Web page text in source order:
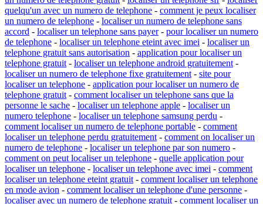
quelqu'un avec un numero de telephone - comment je peux localiser
un numero de telephone - localiser un numero de telephone sans
accord - localiser un telephone sans payer- pour localiser un numero
de telephone - localiser un telephone eteint avec imei - localiser un
telephone gratuit sans autorisation - application pour localiser un
telephone gratuit - localiser un telephone android gratuitement -
localiser un numero de telephone fixe gratuitement - site pour
localiser un telephone - application pour localiser un numero de
telephone gratuit - comment localiser un telephone sans que la
personne le sache - localiser un telephone apple - localiser un
numero telephone - localiser un telephone samsung perdu -
comment localiser un numero de telephone portable - comment
localiser un telephone perdu gratuitement - comment on localiser un
numero de telephone - localiser un telephone par son numero -
comment on peut localiser un telephone - quelle application pour
localiser un telephone - localiser un telephone avec imei - comment
localiser un telephone eteint gratuit - comment localiser un telephone
en mode avion - comment localiser un telephone d'une personne -
localiser avec un numero de telephone gratuit - comment localiser un